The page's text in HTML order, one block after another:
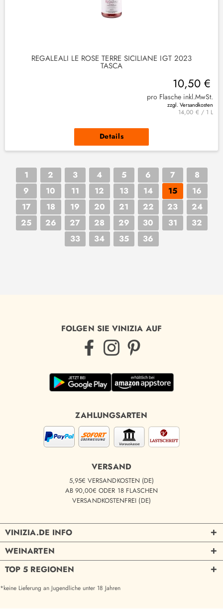
REGALEALI LE ROSE TERRE SICILIANE IGT 2023
TASCA
10,50 €
pro Flasche inkl.MwSt.
zzgl. Versandkosten
14,00 € / 1 L
Details
1 2 3 4 5 6 7
8
9
10 11 12 13 14 15
16
17
18 19 20 21 22 23
24
25
26 27 28 29 30 31
32
33
34 35 36
FOLGEN SIE VINIZIA AUF
ZAHLUNGSARTEN
VERSAND
5,95€ VERSANDKOSTEN (DE)
AB 90,00€ ODER 18 FLASCHEN
VERSANDKOSTENFREI (DE)
VINIZIA.DE INFO
WEINARTEN
TOP 5 REGIONEN
*keine Lieferung an Jugendliche unter 18 Jahren